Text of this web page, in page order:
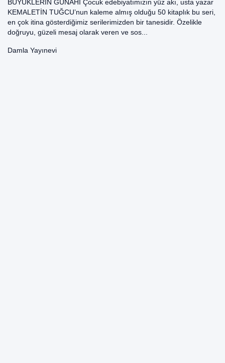
BÜYÜKLERİN GÜNAHI Çocuk edebiyatımızın yüz akı, usta yazar
KEMALETİN TUĞCU’nun kaleme almış olduğu 50 kitaplık bu seri,
en çok itina gösterdiğimiz serilerimizden bir tanesidir. Özelikle
doğruyu, güzeli mesaj olarak veren ve sos...
Damla Yayınevi